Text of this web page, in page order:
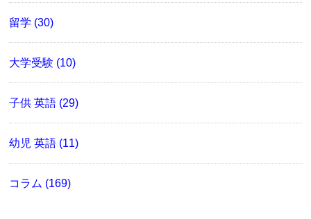
留学 (30)
大学受験 (10)
子供 英語 (29)
幼児 英語 (11)
コラム (169)